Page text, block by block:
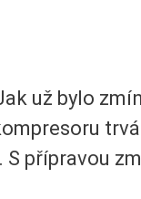
už bylo
S přípravou